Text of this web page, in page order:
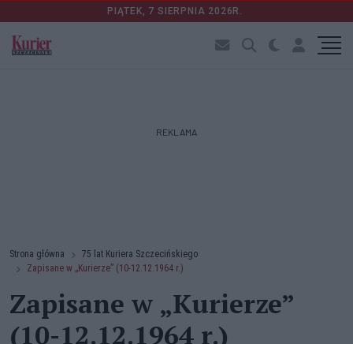
PIĄTEK, 7 SIERPNIA 2026R.
REKLAMA
Strona główna
75 lat Kuriera Szczecińskiego
Zapisane w „Kurierze” (10-12.12.1964 r.)
Zapisane w „Kurierze”
(10-12.12.1964 r.)